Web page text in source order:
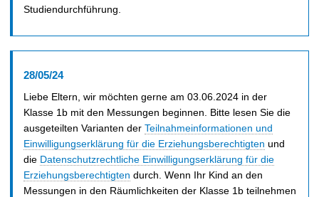
Studiendurchführung.
28/05/24
Liebe Eltern, wir möchten gerne am 03.06.2024 in der
Klasse 1b mit den Messungen beginnen. Bitte lesen Sie die
ausgeteilten Varianten der Teilnahmeinformationen und
Einwilligungserklärung für die Erziehungsberechtigten und
die Datenschutzrechtliche Einwilligungserklärung für die
Erziehungsberechtigten durch. Wenn Ihr Kind an den
Messungen in den Räumlichkeiten der Klasse 1b teilnehmen